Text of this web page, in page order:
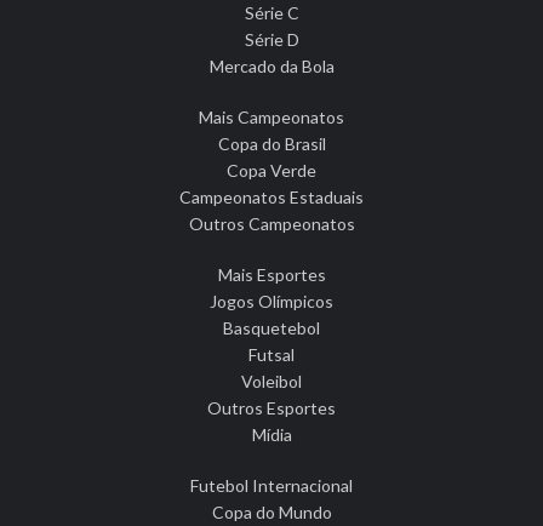
Série C
Série D
Mercado da Bola
Mais Campeonatos
Copa do Brasil
Copa Verde
Campeonatos Estaduais
Outros Campeonatos
Mais Esportes
Jogos Olímpicos
Basquetebol
Futsal
Voleibol
Outros Esportes
Mídia
Futebol Internacional
Copa do Mundo